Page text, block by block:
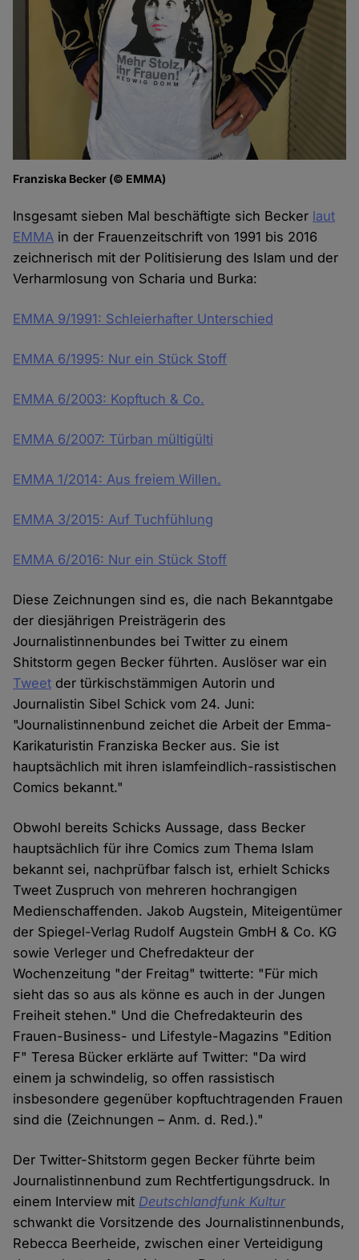
Franziska Becker (© EMMA)
Insgesamt sieben Mal beschäftigte sich Becker laut
EMMA in der Frauenzeitschrift von 1991 bis 2016
zeichnerisch mit der Politisierung des Islam und der
Verharmlosung von Scharia und Burka:
EMMA 9/1991: Schleierhafter Unterschied
EMMA 6/1995: Nur ein Stück Stoff
EMMA 6/2003: Kopftuch & Co.
EMMA 6/2007: Türban mültigülti
EMMA 1/2014: Aus freiem Willen.
EMMA 3/2015: Auf Tuchfühlung
EMMA 6/2016: Nur ein Stück Stoff
Diese Zeichnungen sind es, die nach Bekanntgabe
der diesjährigen Preisträgerin des
Journalistinnenbundes bei Twitter zu einem
Shitstorm gegen Becker führten. Auslöser war ein
Tweet der türkischstämmigen Autorin und
Journalistin Sibel Schick vom 24. Juni:
"Journalistinnenbund zeichet die Arbeit der Emma-
Karikaturistin Franziska Becker aus. Sie ist
hauptsächlich mit ihren islamfeindlich-rassistischen
Comics bekannt."
Obwohl bereits Schicks Aussage, dass Becker
hauptsächlich für ihre Comics zum Thema Islam
bekannt sei, nachprüfbar falsch ist, erhielt Schicks
Tweet Zuspruch von mehreren hochrangigen
Medienschaffenden. Jakob Augstein, Miteigentümer
der Spiegel-Verlag Rudolf Augstein GmbH & Co. KG
sowie Verleger und Chefredakteur der
Wochenzeitung "der Freitag" twitterte: "Für mich
sieht das so aus als könne es auch in der Jungen
Freiheit stehen." Und die Chefredakteurin des
Frauen-Business- und Lifestyle-Magazins "Edition
F" Teresa Bücker erklärte auf Twitter: "Da wird
einem ja schwindelig, so offen rassistisch
insbesondere gegenüber kopftuchtragenden Frauen
sind die (Zeichnungen – Anm. d. Red.)."
Der Twitter-Shitstorm gegen Becker führte beim
Journalistinnenbund zum Rechtfertigungsdruck. In
einem Interview mit Deutschlandfunk Kultur
schwankt die Vorsitzende des Journalistinnenbunds,
Rebecca Beerheide, zwischen einer Verteidigung